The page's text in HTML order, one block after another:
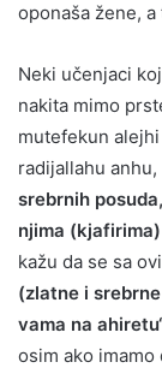
oponaša žene,
Neki učenjaci
nakita mimo
mutefekun
radijallahu
srebrnih
njima
kažu da se sa
(zlatne i
vama na
osim ako